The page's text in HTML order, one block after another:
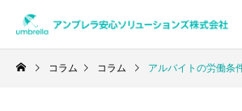
コラム コラム アルバイトの労働条